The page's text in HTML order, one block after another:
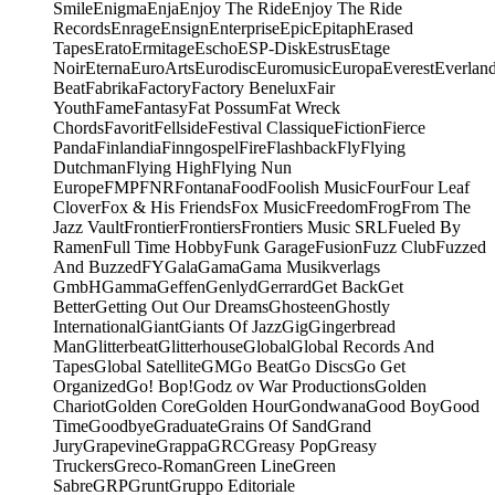
SmileEnigmaEnjaEnjoy The RideEnjoy The Ride
RecordsEnrageEnsignEnterpriseEpicEpitaphErased
TapesEratoErmitageEschoESP-DiskEstrusEtage
NoirEternaEuroArtsEurodiscEuromusicEuropaEverest
BeatFabrikaFactoryFactory BeneluxFair
YouthFameFantasyFat PossumFat Wreck
ChordsFavoritFellsideFestival ClassiqueFictionFierce
PandaFinlandiaFinngospelFireFlashbackFlyFlying
DutchmanFlying HighFlying Nun
EuropeFMPFNRFontanaFoodFoolish MusicFourFour Leaf
CloverFox & His FriendsFox MusicFreedomFrogFrom The
Jazz VaultFrontierFrontiersFrontiers Music SRLFueled By
RamenFull Time HobbyFunk GarageFusionFuzz ClubFuzzed
And BuzzedFYGalaGamaGama Musikverlags
GmbHGammaGeffenGenlydGerrardGet BackGet
BetterGetting Out Our DreamsGhosteenGhostly
InternationalGiantGiants Of JazzGigGingerbread
ManGlitterbeatGlitterhouseGlobalGlobal Records And
TapesGlobal SatelliteGMGo BeatGo DiscsGo Get
OrganizedGo! Bop!Godz ov War ProductionsGolden
ChariotGolden CoreGolden HourGondwanaGood BoyGood
TimeGoodbyeGraduateGrains Of SandGrand
JuryGrapevineGrappaGRCGreasy PopGreasy
TruckersGreco-RomanGreen LineGreen
SabreGRPGruntGruppo Editoriale